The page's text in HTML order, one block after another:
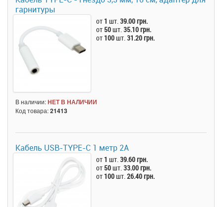
гарнитуры
от 1 шт.39.00 грн.
от 50шт.35.10 грн.
от 100шт.31.20 грн.
В наличии:НЕТ В НАЛИЧИИ
Код товара:21413
Кабель USB-TYPE-C 1 метр 2A
от 1 шт.39.60 грн.
от 50шт.33.00 грн.
от 100шт.26.40 грн.